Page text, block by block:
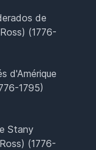
de
(1776-
d'Amérique
1795)
Stany
(1776-